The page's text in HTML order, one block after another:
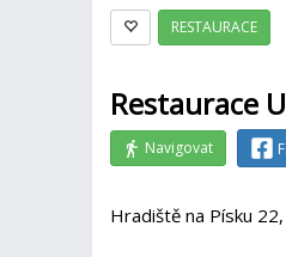
RESTAURACE
Restaurace
Navigovat
Hradiště na Písku